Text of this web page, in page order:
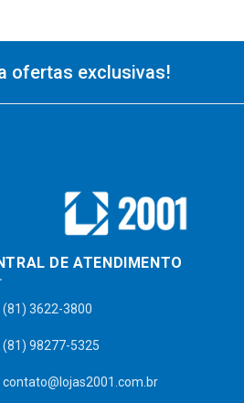
ofertas exclusivas!
DE ATENDIMENTO
(81) 3622-3800
(81) 98277-5325
contato@lojas2001.com.br